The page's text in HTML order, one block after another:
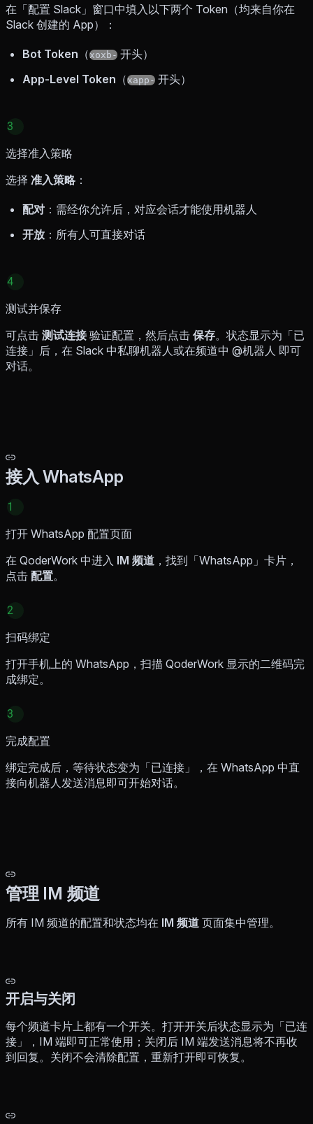
在「配置 Slack」窗口中填入以下两个 Token（均来自你在
Slack 创建的 App）：
Bot Token （xoxb- 开头）
App-Level Token （xapp- 开头）
3
选择准入策略
选择 准入策略：
配对 ：需经你允许后，对应会话才能使用机器人
开放 ：所有人可直接对话
4
测试并保存
可点击 测试连接验证配置，然后点击 保存。状态显示为「已
连接」后，在 Slack 中私聊机器人或在频道中 @机器人 即可
对话。
接入 WhatsApp
1
打开 WhatsApp 配置页面
在 QoderWork 中进入 IM 频道 ，找到「WhatsApp」卡片，
点击 配置。
2
扫码绑定
打开手机上的 WhatsApp，扫描 QoderWork 显示的二维码完
成绑定。
3
完成配置
绑定完成后，等待状态变为「已连接」，在 WhatsApp 中直
接向机器人发送消息即可开始对话。
管理 IM 频道
所有 IM 频道的配置和状态均在 IM 频道 页面集中管理。
开启与关闭
每个频道卡片上都有一个开关。打开开关后状态显示为「已连
接」，IM 端即可正常使用；关闭后 IM 端发送消息将不再收
到回复。关闭不会清除配置，重新打开即可恢复。